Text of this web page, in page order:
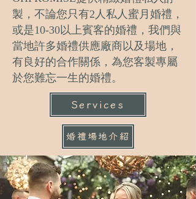
製，不論您只有2人私人蜜月婚禮，
或是10-30以上賓客的婚禮，我們與
當地許多婚禮供應廠商以及場地，
有良好的合作關係，為您客製專屬
於您難忘一生的婚禮。
Services
婚禮場地介紹